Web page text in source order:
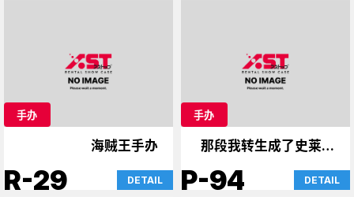
手办
海贼王手办
R-29 DETAIL
手办
那段我转生成了史莱姆
的时光
P-94 DETAIL